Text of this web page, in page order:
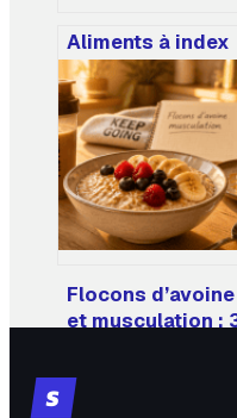
Aliments à index
glycémique bas :
liste, bénéfices
conseils
pratiques
Flocons d’avoine
et musculation :
optimiser votre
énergie, votre
S